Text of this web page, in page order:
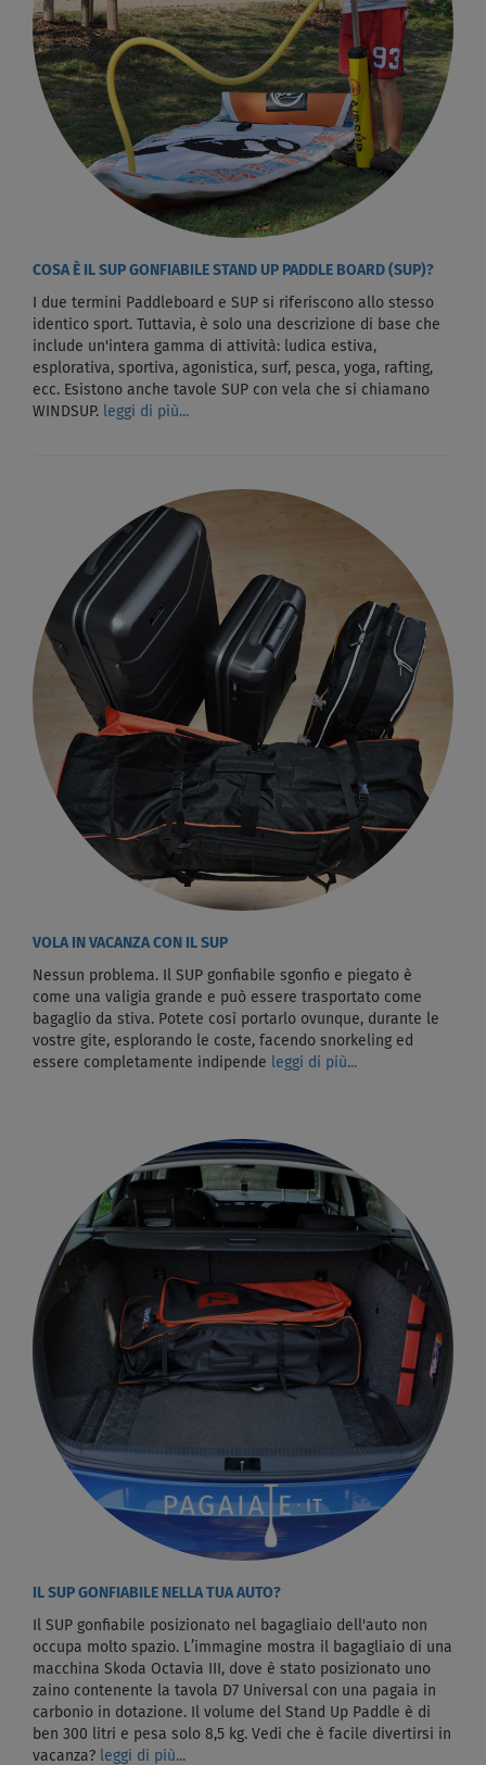
COSA È IL SUP GONFIABILE STAND UP PADDLE BOARD (SUP)?
I due termini Paddleboard e SUP si riferiscono allo stesso
identico sport. Tuttavia, è solo una descrizione di base che
include un'intera gamma di attività: ludica estiva,
esplorativa, sportiva, agonistica, surf, pesca, yoga, rafting,
ecc. Esistono anche tavole SUP con vela che si chiamano
WINDSUP.
leggi di più...
VOLA IN VACANZA CON IL SUP
Nessun problema. Il SUP gonfiabile sgonfio e piegato è
come una valigia grande e può essere trasportato come
bagaglio da stiva. Potete così portarlo ovunque, durante le
vostre gite, esplorando le coste, facendo snorkeling ed
essere completamente indipende
leggi di più...
IL SUP GONFIABILE NELLA TUA AUTO?
Il SUP gonfiabile posizionato nel bagagliaio dell'auto non
occupa molto spazio. L’immagine mostra il bagagliaio di una
macchina Skoda Octavia III, dove è stato posizionato uno
zaino contenente la tavola D7 Universal con una pagaia in
carbonio in dotazione. Il volume del Stand Up Paddle è di
ben 300 litri e pesa solo 8,5 kg. Vedi che è facile divertirsi in
vacanza?
leggi di più...